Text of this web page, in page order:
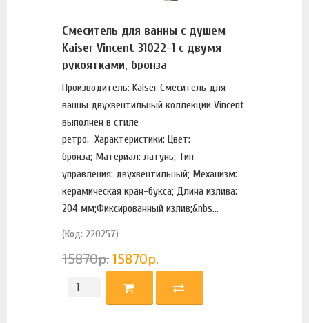
Смеситель для ванны с душем
Kaiser Vincent 31022-1 с двумя
рукоятками, бронза
Производитель: Kaiser Смеситель для
ванны двухвентильный коллекции Vincent
выполнен в стиле
ретро. Характеристики: Цвет:
бронза; Материал: латунь; Тип
управления: двухвентильный; Механизм:
керамическая кран-букса; Длина излива:
204 мм;Фиксированный излив;&nbs...
(Код: 220257)
15870р.15870р.